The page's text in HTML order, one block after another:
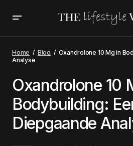
Analyse
Home Blog
Oxandrolone 10 Mg in
Analyse
Oxandrolone 10
Bodybuilding:
Diepgaande